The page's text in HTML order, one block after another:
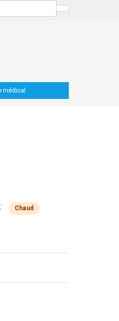
Search
médical
Chaud